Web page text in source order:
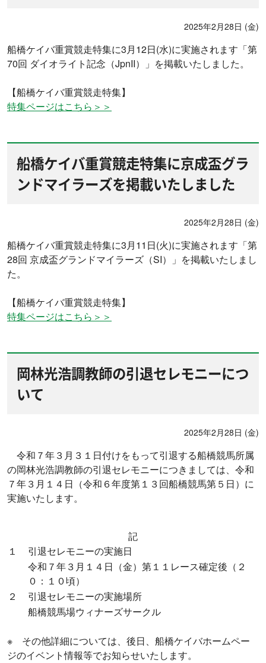
2025年2月28日 (金)
船橋ケイバ重賞競走特集に3月12日(水)に実施されます「第
70回 ダイオライト記念（JpnII）」を掲載いたしました。
【船橋ケイバ重賞競走特集】
特集ページはこちら＞＞
船橋ケイバ重賞競走特集に京成盃グラ
ンドマイラーズを掲載いたしました
2025年2月28日 (金)
船橋ケイバ重賞競走特集に3月11日(火)に実施されます「第
28回 京成盃グランドマイラーズ（SI）」を掲載いたしまし
た。
【船橋ケイバ重賞競走特集】
特集ページはこちら＞＞
岡林光浩調教師の引退セレモニーにつ
いて
2025年2月28日 (金)
令和７年３月３１日付けをもって引退する船橋競馬所属
の岡林光浩調教師の引退セレモニーにつきましては、令和
７年３月１４日（令和６年度第１３回船橋競馬第５日）に
実施いたします。
記
１
引退セレモニーの実施日
令和７年３月１４日（金）第１１レース確定後（２
０：１０頃）
２
引退セレモニーの実施場所
船橋競馬場ウィナーズサークル
※ その他詳細については、後日、船橋ケイバホームペー
ジのイベント情報等でお知らせいたします。